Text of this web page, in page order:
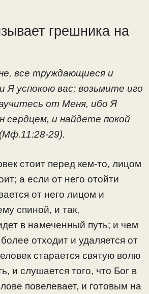
грешника на
все труждающиеся и
Я успокою вас; возьмите иго
от Меня, ибо Я
сердцем, и найдете покой
29).
стоит перед кем-то, лицом
а если от него отойти
от него лицом и
спиной, и так,
в намеченный путь; и чем
отходит и удаляется от
старается святую волю
и слушается того, что Бог в
повелевает, и готовым на